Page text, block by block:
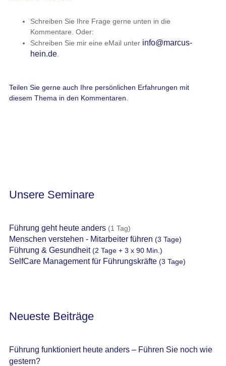
Schreiben Sie Ihre Frage gerne unten in die
Kommentare. Oder:
Schreiben Sie mir eine eMail unter info@marcus-
hein.de.
Teilen Sie gerne auch Ihre persönlichen Erfahrungen mit
diesem Thema in den Kommentaren.
Unsere Seminare
Führung geht heute anders(1 Tag)
Menschen verstehen - Mitarbeiter führen (3 Tage)
Führung & Gesundheit(2 Tage + 3 x 90 Min.)
SelfCare Management für Führungskräfte(3 Tage)
Neueste Beiträge
Führung funktioniert heute anders – Führen Sie noch wie
gestern?